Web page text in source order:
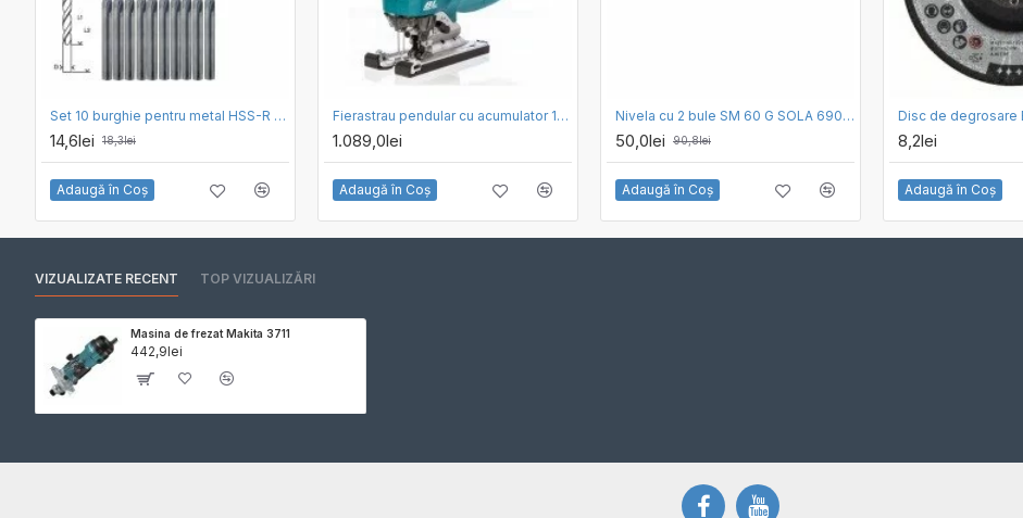
Set 10 burghie pentru metal HSS-R HAWERA 3.0 x 33 x 61 mm
14,6lei 18,3lei
Adaugă în Coş
Fierastrau pendular cu acumulator 18V Makita DJV182Z, livrat fara acumulator si incarcator
1.089,0lei
Adaugă în Coş
Nivela cu 2 bule SM 60 G SOLA 69020801
50,0lei 90,8lei
Adaugă în Coş
8,2lei
Adaugă în Coş
VIZUALIZATE RECENT TOP VIZUALIZĂRI
Masina de frezat Makita 3711
442,9lei